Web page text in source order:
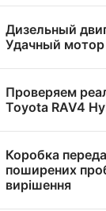
Дизельный
Удачный
Проверяем
Toyota RAV4
Коробка
поширених
вирішення